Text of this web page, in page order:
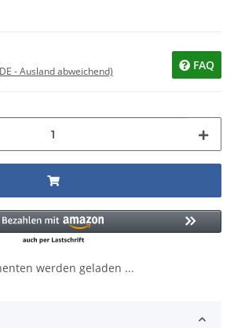
- Ausland abweichend) FAQ
werden geladen ...